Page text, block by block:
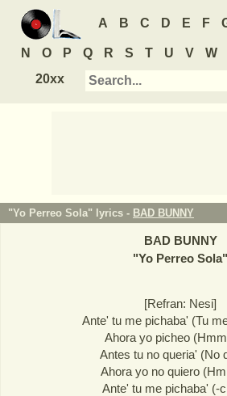
A B C D E F
N O P Q R S T U V W
20xx
"Yo Perreo Sola" lyrics - BAD BUNNY
BAD BUNNY
"Yo Perreo Sola"
[Refran: Nesi]
Ante' tu me pichaba' (Tu
Ahora yo picheo
Antes tu no queria' (No
Ahora yo no quiero
Ante' tu me pichaba' (-